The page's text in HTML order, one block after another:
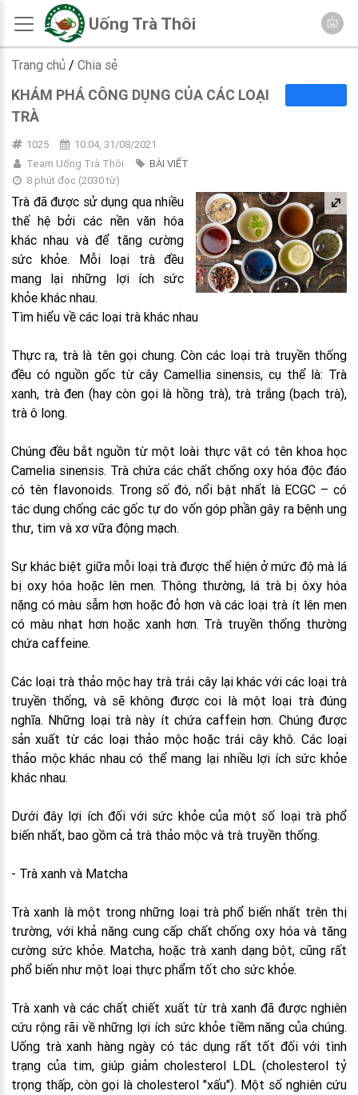
Uống Trà Thôi
Trang chủ / Chia sẻ
KHÁM PHÁ CÔNG DỤNG CỦA CÁC LOẠI
TRÀ
1025
10:04, 31/08/2021
Team Uống Trà Thôi
BÀI VIẾT
8 phút đọc(2030từ)
Trà đã được sử dụng qua nhiều
thế hệ bởi các nền văn hóa
khác nhau và để tăng cường
sức khỏe. Mỗi loại trà đều
mang lại những lợi ích sức
khỏe khác nhau.
Tìm hiểu về các loại trà khác nhau
Thực ra, trà là tên gọi chung. Còn các loại trà truyền thống
đều có nguồn gốc từ cây Camellia sinensis, cụ thể là: Trà
xanh, trà đen (hay còn gọi là hồng trà), trà trắng (bạch trà),
trà ô long.
Chúng đều bắt nguồn từ một loài thực vật có tên khoa học
Camelia sinensis. Trà chứa các chất chống oxy hóa độc đáo
có tên flavonoids. Trong số đó, nổi bật nhất là ECGC – có
tác dụng chống các gốc tự do vốn góp phần gây ra bệnh ung
thư, tim và xơ vữa động mạch.
Sự khác biệt giữa mỗi loại trà được thể hiện ở mức độ mà lá
bị oxy hóa hoặc lên men. Thông thường, lá trà bị ôxy hóa
nặng có màu sẫm hơn hoặc đỏ hơn và các loại trà ít lên men
có màu nhạt hơn hoặc xanh hơn. Trà truyền thống thường
chứa caffeine.
Các loại trà thảo mộc hay trà trái cây lại khác với các loại trà
truyền thống, và sẽ không được coi là một loại trà đúng
nghĩa. Những loại trà này ít chứa caffein hơn. Chúng được
sản xuất từ ​​các loại thảo mộc hoặc trái cây khô. Các loại
thảo mộc khác nhau có thể mang lại nhiều lợi ích sức khỏe
khác nhau.
Dưới đây lợi ích đối với sức khỏe của một số loại trà phổ
biến nhất, bao gồm cả trà thảo mộc và trà truyền thống.
- Trà xanh và Matcha
Trà xanh là một trong những loại trà phổ biến nhất trên thị
trường, với khả năng cung cấp chất chống oxy hóa và tăng
cường sức khỏe. Matcha, hoặc trà xanh dạng bột, cũng rất
phổ biến như một loại thực phẩm tốt cho sức khỏe.
Trà xanh và các chất chiết xuất từ ​​trà xanh đã được nghiên
cứu rộng rãi về những lợi ích sức khỏe tiềm năng của chúng.
Uống trà xanh hàng ngày có tác dụng rất tốt đối với tình
trạng của tim, giúp giảm cholesterol LDL (cholesterol tỷ
trọng thấp, còn gọi là cholesterol "xấu"). Một số nghiên cứu